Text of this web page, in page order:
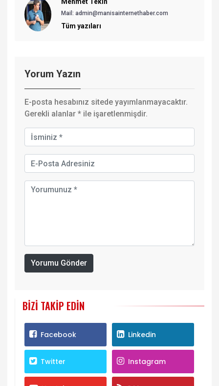
Mail: admin@manisainternethaber.com
Tüm yazıları
Yorum Yazın
E-posta hesabınız sitede yayımlanmayacaktır.
Gerekli alanlar * ile işaretlenmişdir.
Yorumu Gönder
BIZI TAKIP EDIN
Facebook Linkedin
Twitter Instagram